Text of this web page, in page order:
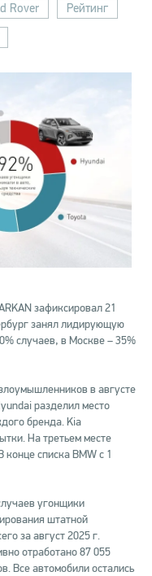
Rover
Рейтинг
зафиксировал 21
занял лидирующую
случаев, в Москве – 35%
в августе
разделил место
бренда. Kia
На третьем месте
списка BMW с 1
угонщики
штатной
за август 2025 г.
отработано 87 055
Все автомобили остались